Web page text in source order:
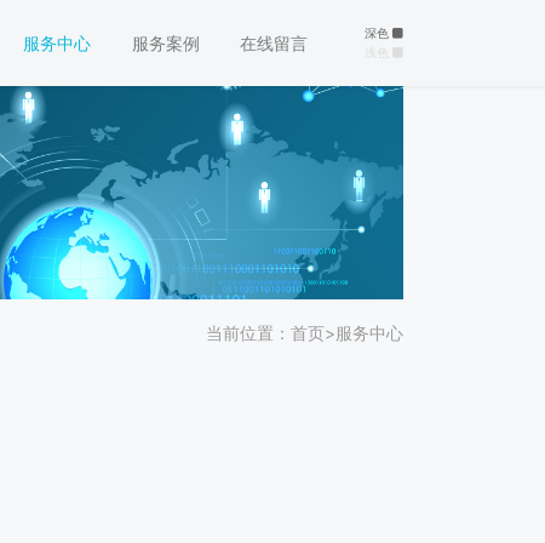
服务中心 服务案例 在线留言
深色
浅色
当前位置： 首页>服务中心